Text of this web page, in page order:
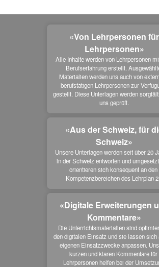
«Von Lehrpersonen für
Lehrpersonen»
Alle Inhalte werden von Lehrpersonen
Berufserfahrung erstellt.
Materialien werden uns auch von
berufstätigen Lehrpersonen zur
gestellt. Diese Unterlagen werden
uns geprüft.
«Aus der Schweiz, für
Schweiz»
Unsere Unterlagen werden seit über 20
in der Schweiz entworfen und
orientieren sich konsequent an den
Kompetenzbereichen des Lehrplan
«Digitale Erweiterungen
Kommentare»
Die Unterrichtsmaterialien sind
den digitalen Einsatz und sie lassen sich
eigenen Einsatzzwecke anpassen.
kurzen und klaren Kommentare für
Lehrpersonen helfen bei der